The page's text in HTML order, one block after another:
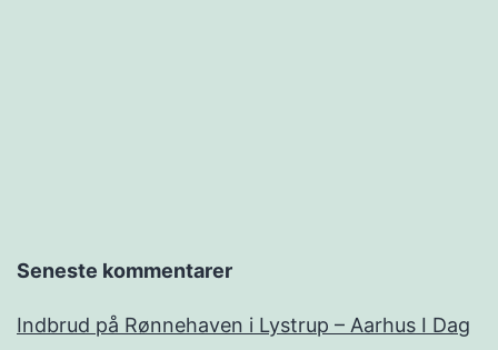
Seneste kommentarer
Indbrud på Rønnehaven i Lystrup – Aarhus I Dag